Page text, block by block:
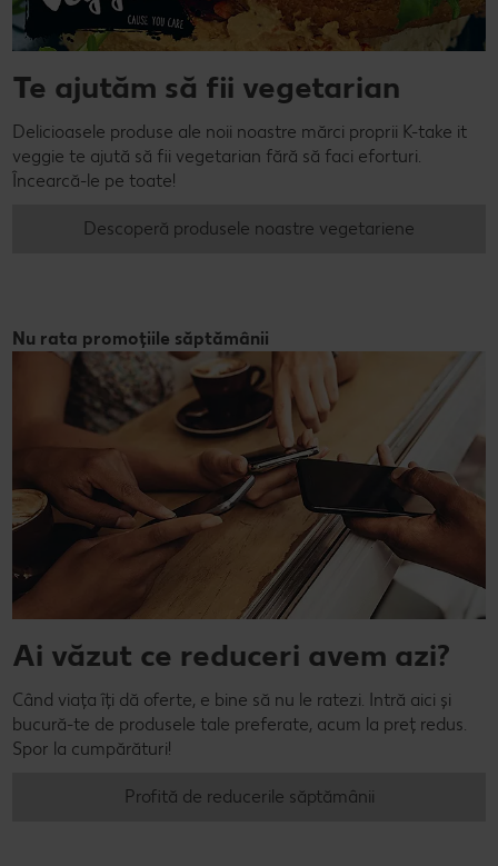
Te ajutăm să fii vegetarian
Delicioasele produse ale noii noastre mărci proprii K-take it
veggie te ajută să fii vegetarian fără să faci eforturi.
Încearcă-le pe toate!
Descoperă produsele noastre vegetariene
Nu rata promoțiile săptămânii
Ai văzut ce reduceri avem azi?
Când viața îți dă oferte, e bine să nu le ratezi. Intră aici și
bucură-te de produsele tale preferate, acum la preț redus.
Spor la cumpărături!
Profită de reducerile săptămânii